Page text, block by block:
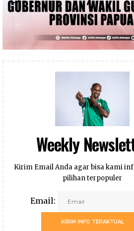
Weekly
Kirim Email Anda agar bisa kami
pilihan terpopuler
Email:
KIRIM INFO TERAKTUAL